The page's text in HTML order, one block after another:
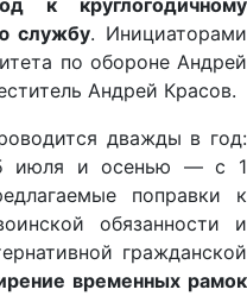
к круглогодичному
службу. Инициаторами
по обороне Андрей
Андрей Красов.
дважды в год:
июля и осенью — с 1
поправки к
обязанности и
гражданской
временных рамок